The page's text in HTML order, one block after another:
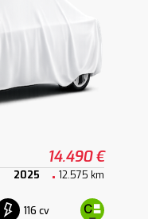
14.490 €
2025 12.575 km
116 cv